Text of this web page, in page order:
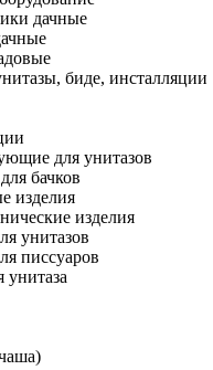
дачные
биде, инсталляции
для унитазов
бачков
изделия
изделия
унитазов
писсуаров